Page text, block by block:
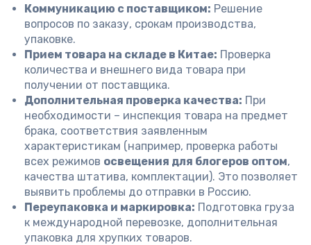
Коммуникацию с поставщиком: Решение
вопросов по заказу, срокам производства,
упаковке.
Прием товара на складе в Китае: Проверка
количества и внешнего вида товара при
получении от поставщика.
Дополнительная проверка качества: При
необходимости – инспекция товара на предмет
брака, соответствия заявленным
характеристикам (например, проверка работы
всех режимов освещения для блогеров оптом,
качества штатива, комплектации). Это позволяет
выявить проблемы до отправки в Россию.
Переупаковка и маркировка: Подготовка груза
к международной перевозке, дополнительная
упаковка для хрупких товаров.